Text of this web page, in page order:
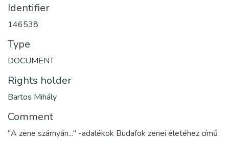
Identifier
146538
Type
DOCUMENT
Rights holder
Bartos Mihály
Comment
"A zene szárnyán..." -adalékok Budafok zenei életéhez című